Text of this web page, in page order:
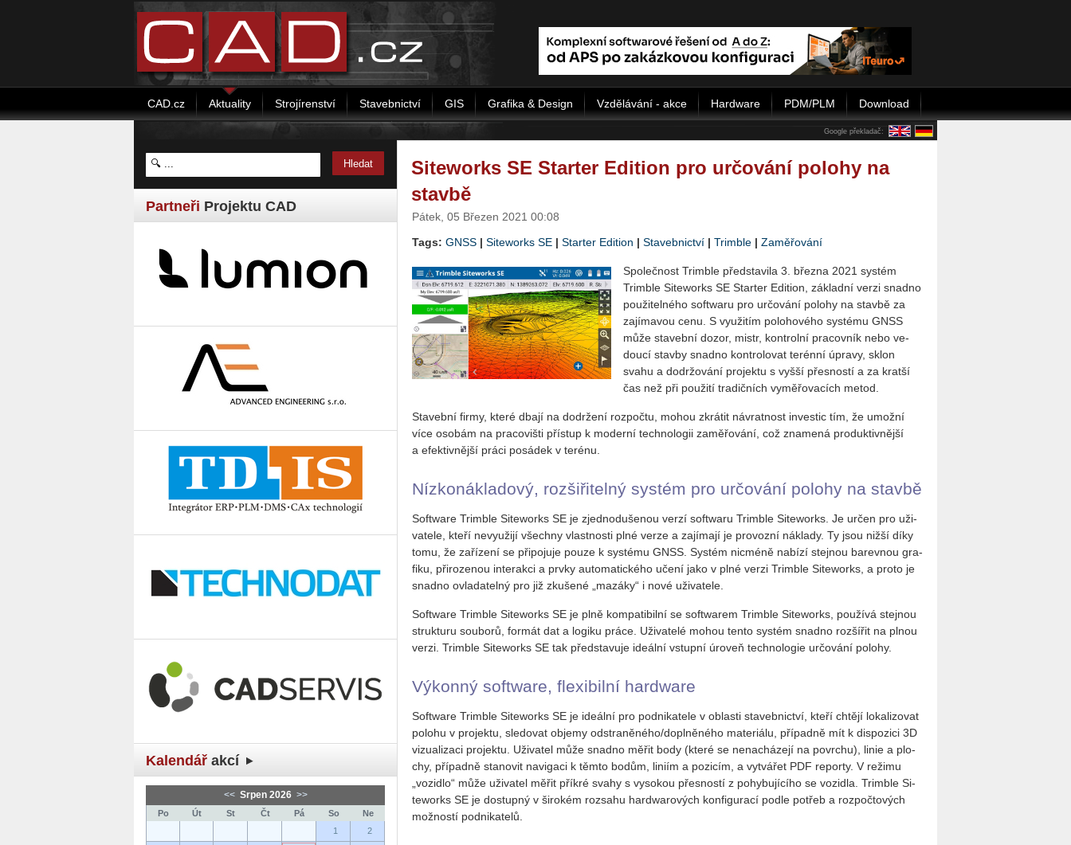
CAD.cz Aktuality Strojírenství Stavebnictví GIS Grafika & Design Vzdělávání - akce Hardware PDM/PLM Download
Google překladač:
Partneři Projektu CAD
Kalendář akcí
<< Srpen 2026 >>
Po Út St Čt Pá So
Ne
1
2
Siteworks SE Starter Edition pro určování polohy na
stavbě
Pátek, 05 Březen 2021 00:08
Tags: GNSS | Si­teworks SE | Star­ter Edi­ti­on | Stavebnictví | Trim­ble | Zaměřování
Spo­leč­nost Trim­ble před­sta­vi­la 3. břez­na 2021 sys­tém
Trim­ble Si­teworks SE Star­ter Edi­ti­on, zá­klad­ní verzi snad­no
po­u­ži­tel­né­ho soft­wa­ru pro ur­čo­vá­ní po­lo­hy na stav­bě za
za­jí­ma­vou cenu. S vy­u­ži­tím po­lo­ho­vé­ho sys­té­mu GNSS
může sta­veb­ní dozor, mistr, kon­t­rol­ní pra­cov­ník nebo ve­
dou­cí stav­by snad­no kon­t­ro­lo­vat te­rén­ní úpra­vy, sklon
svahu a do­dr­žo­vá­ní pro­jek­tu s vyšší přes­nos­tí a za krat­ší
čas než při po­u­ži­tí tra­dič­ních vy­mě­řo­va­cích metod.
Sta­veb­ní firmy, které dbají na do­dr­že­ní roz­počtu, mohou zkrá­tit ná­vrat­nost in­ves­tic tím, že umož­ní
více oso­bám na pra­co­viš­ti pří­stup k mo­der­ní tech­no­lo­gii za­mě­řo­vá­ní, což zna­me­ná pro­duk­tiv­něj­ší
a efek­tiv­něj­ší práci po­sádek v te­ré­nu.
Níz­ko­ná­kla­do­vý, roz­ši­ři­tel­ný sys­tém pro ur­čo­vá­ní po­lo­hy na stav­bě
Soft­ware Trim­ble Si­teworks SE je zjed­no­du­še­nou verzí soft­wa­ru Trim­ble Si­teworks. Je určen pro uži­
va­te­le, kteří ne­vy­u­ži­jí všech­ny vlast­nos­ti plné verze a za­jí­ma­jí je pro­voz­ní ná­kla­dy. Ty jsou nižší díky
tomu, že za­ří­ze­ní se při­po­ju­je pouze k sys­té­mu GNSS. Sys­tém nicmé­ně na­bí­zí stej­nou ba­rev­nou gra­
fi­ku, při­ro­ze­nou in­ter­ak­ci a prvky au­to­ma­tic­ké­ho učení jako v plné verzi Trim­ble Si­teworks, a proto je
snad­no ovla­da­tel­ný pro již zku­še­né „ma­zá­ky“ i nové uži­va­te­le.
Soft­ware Trim­ble Si­teworks SE je plně kom­pa­ti­bil­ní se soft­warem Trim­ble Si­teworks, po­u­ží­vá stej­nou
struk­tu­ru sou­bo­rů, for­mát dat a lo­gi­ku práce. Uži­va­te­lé mohou tento sys­tém snad­no roz­ší­řit na plnou
verzi. Trim­ble Si­teworks SE tak před­sta­vu­je ide­ál­ní vstup­ní úroveň tech­no­lo­gie ur­čo­vá­ní po­lo­hy.
Vý­kon­ný soft­ware, fle­xi­bil­ní hard­ware
Soft­ware Trim­ble Si­teworks SE je ide­ál­ní pro pod­ni­ka­te­le v ob­las­ti sta­veb­nic­tví, kteří chtě­jí lo­ka­li­zo­vat
po­lo­hu v pro­jek­tu, sle­do­vat ob­je­my od­stra­ně­né­ho/do­pl­ně­né­ho ma­te­ri­á­lu, pří­pad­ně mít k dis­po­zi­ci 3D
vi­zu­a­li­za­ci pro­jek­tu. Uži­va­tel může snad­no měřit body (které se ne­na­chá­ze­jí na po­vrchu), linie a plo­
chy, pří­pad­ně sta­no­vit na­vi­ga­ci k těmto bodům, li­ni­ím a po­zi­cím, a vy­tvá­řet PDF re­por­ty. V re­ži­mu
„vo­zi­dlo“ může uži­va­tel měřit přík­ré svahy s vy­so­kou přes­nos­tí z po­hy­bu­jí­cí­ho se vo­zi­dla. Trim­ble Si­
teworks SE je do­stup­ný v ši­ro­kém roz­sa­hu hard­wa­ro­vých kon­fi­gu­ra­cí podle po­třeb a roz­počto­vých
mož­nos­tí pod­ni­ka­te­lů.